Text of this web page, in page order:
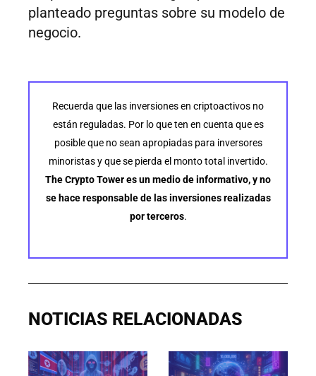
planteado preguntas sobre su modelo de
negocio.
Recuerda que las inversiones en criptoactivos no
están reguladas. Por lo que ten en cuenta que es
posible que no sean apropiadas para inversores
minoristas y que se pierda el monto total invertido.
The Crypto Tower es un medio de informativo, y no
se hace responsable de las inversiones realizadas
por terceros.
NOTICIAS RELACIONADAS